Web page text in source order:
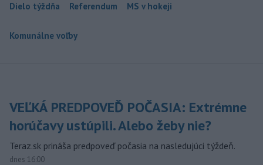
Dielo týždňa Referendum MS v hokeji
Komunálne voľby
VEĽKÁ PREDPOVEĎ POČASIA: Extrémne
horúčavy ustúpili. Alebo žeby nie?
Teraz.sk prináša predpoveď počasia na nasledujúci týždeň.
dnes 16:00